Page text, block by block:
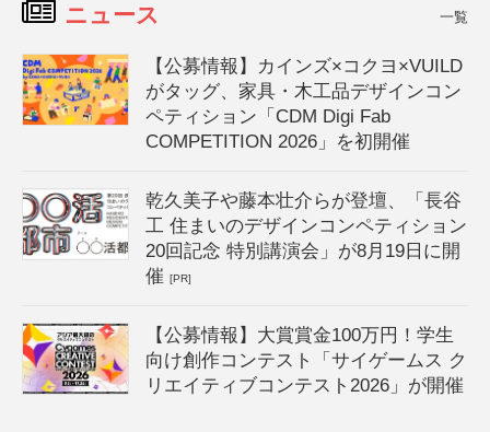
ニュース 一覧
【公募情報】カインズ×コクヨ×VUILD
がタッグ、家具・木工品デザインコン
ペティション「CDM Digi Fab
COMPETITION 2026」を初開催
乾久美子や藤本壮介らが登壇、「長谷
工 住まいのデザインコンペティション
20回記念 特別講演会」が8月19日に開
催[PR]
【公募情報】大賞賞金100万円！学生
向け創作コンテスト「サイゲームス ク
リエイティブコンテスト2026」が開催